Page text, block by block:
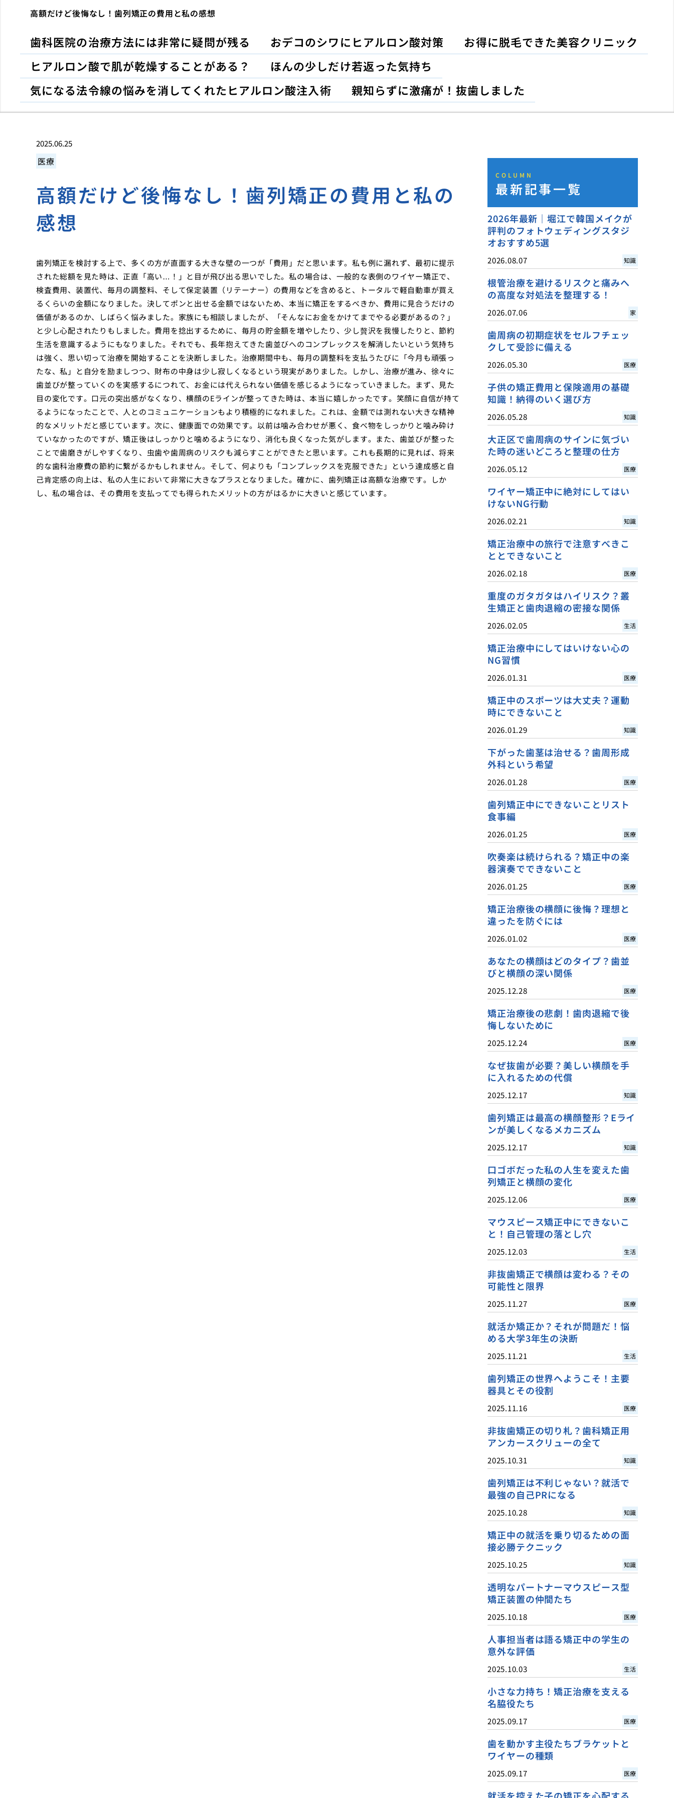
高額だけど後悔なし！歯列矯正の費用と私の感想
歯科医院の治療方法には非常に疑問が残る おデコのシワにヒアルロン酸対策
お得に脱毛できた美容クリニック
ヒアルロン酸で肌が乾燥することがある？
ほんの少しだけ若返った気持ち
気になる法令線の悩みを消してくれたヒアルロン酸注入術
親知らずに激痛が！抜歯しました
2025.06.25
医療
高額だけど後悔なし！歯列矯正の費用と私の
感想
歯列矯正を検討する上で、多くの方が直面する大きな壁の一つが「費用」だと思います。私も例に漏れず、最初に提示
された総額を見た時は、正直「高い…！」と目が飛び出る思いでした。私の場合は、一般的な表側のワイヤー矯正で、
検査費用、装置代、毎月の調整料、そして保定装置（リテーナー）の費用などを含めると、トータルで軽自動車が買え
るくらいの金額になりました。決してポンと出せる金額ではないため、本当に矯正をするべきか、費用に見合うだけの
価値があるのか、しばらく悩みました。家族にも相談しましたが、「そんなにお金をかけてまでやる必要があるの？」
と少し心配されたりもしました。費用を捻出するために、毎月の貯金額を増やしたり、少し贅沢を我慢したりと、節約
生活を意識するようにもなりました。それでも、長年抱えてきた歯並びへのコンプレックスを解消したいという気持ち
は強く、思い切って治療を開始することを決断しました。治療期間中も、毎月の調整料を支払うたびに「今月も頑張っ
たな、私」と自分を励ましつつ、財布の中身は少し寂しくなるという現実がありました。しかし、治療が進み、徐々に
歯並びが整っていくのを実感するにつれて、お金には代えられない価値を感じるようになっていきました。まず、見た
目の変化です。口元の突出感がなくなり、横顔のEラインが整ってきた時は、本当に嬉しかったです。笑顔に自信が持て
るようになったことで、人とのコミュニケーションもより積極的になれました。これは、金額では測れない大きな精神
的なメリットだと感じています。次に、健康面での効果です。以前は噛み合わせが悪く、食べ物をしっかりと噛み砕け
ていなかったのですが、矯正後はしっかりと噛めるようになり、消化も良くなった気がします。また、歯並びが整った
ことで歯磨きがしやすくなり、虫歯や歯周病のリスクも減らすことができたと思います。これも長期的に見れば、将来
的な歯科治療費の節約に繋がるかもしれません。そして、何よりも「コンプレックスを克服できた」という達成感と自
己肯定感の向上は、私の人生において非常に大きなプラスとなりました。確かに、歯列矯正は高額な治療です。しか
し、私の場合は、その費用を支払ってでも得られたメリットの方がはるかに大きいと感じています。
COLUMN
最新記事一覧
2026年最新｜堀江で韓国メイクが
評判のフォトウェディングスタジ
オおすすめ5選
2026.08.07 知識
根管治療を避けるリスクと痛みへ
の高度な対処法を整理する！
2026.07.06 家
歯周病の初期症状をセルフチェッ
クして受診に備える
2026.05.30 医療
子供の矯正費用と保険適用の基礎
知識！納得のいく選び方
2026.05.28 知識
大正区で歯周病のサインに気づい
た時の迷いどころと整理の仕方
2026.05.12 医療
ワイヤー矯正中に絶対にしてはい
けないNG行動
2026.02.21 知識
矯正治療中の旅行で注意すべきこ
ととできないこと
2026.02.18 医療
重度のガタガタはハイリスク？叢
生矯正と歯肉退縮の密接な関係
2026.02.05 生活
矯正治療中にしてはいけない心の
NG習慣
2026.01.31 医療
矯正中のスポーツは大丈夫？運動
時にできないこと
2026.01.29 知識
下がった歯茎は治せる？歯周形成
外科という希望
2026.01.28 医療
歯列矯正中にできないことリスト
食事編
2026.01.25 医療
吹奏楽は続けられる？矯正中の楽
器演奏でできないこと
2026.01.25 医療
矯正治療後の横顔に後悔？理想と
違ったを防ぐには
2026.01.02 医療
あなたの横顔はどのタイプ？歯並
びと横顔の深い関係
2025.12.28 医療
矯正治療後の悲劇！歯肉退縮で後
悔しないために
2025.12.24 医療
なぜ抜歯が必要？美しい横顔を手
に入れるための代償
2025.12.17 知識
歯列矯正は最高の横顔整形？Eライ
ンが美しくなるメカニズム
2025.12.17 知識
口ゴボだった私の人生を変えた歯
列矯正と横顔の変化
2025.12.06 医療
マウスピース矯正中にできないこ
と！自己管理の落とし穴
2025.12.03 生活
非抜歯矯正で横顔は変わる？その
可能性と限界
2025.11.27 医療
就活か矯正か？それが問題だ！悩
める大学3年生の決断
2025.11.21 生活
歯列矯正の世界へようこそ！主要
器具とその役割
2025.11.16 医療
非抜歯矯正の切り札？歯科矯正用
アンカースクリューの全て
2025.10.31 知識
歯列矯正は不利じゃない？就活で
最強の自己PRになる
2025.10.28 知識
矯正中の就活を乗り切るための面
接必勝テクニック
2025.10.25 知識
透明なパートナーマウスピース型
矯正装置の仲間たち
2025.10.18 医療
人事担当者は語る矯正中の学生の
意外な評価
2025.10.03 生活
小さな力持ち！矯正治療を支える
名脇役たち
2025.09.17 医療
歯を動かす主役たちブラケットと
ワイヤーの種類
2025.09.17 医療